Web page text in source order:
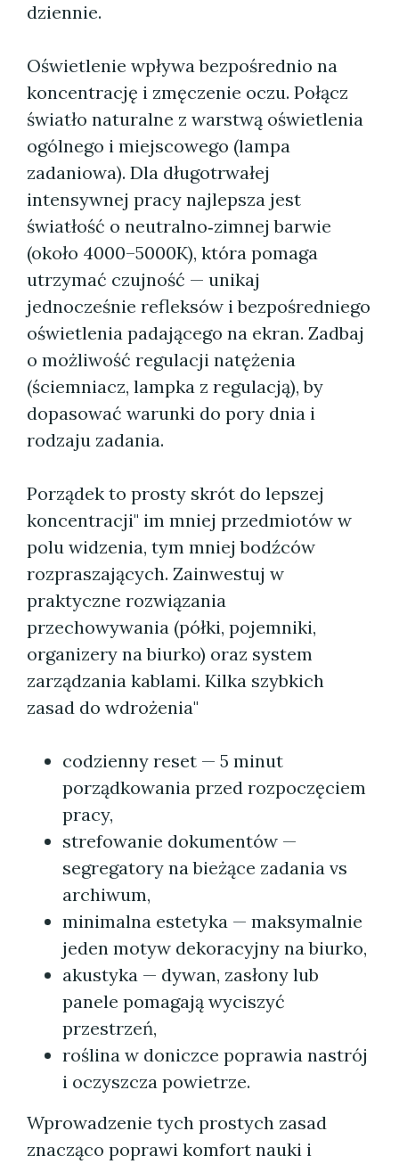
dziennie.
Oświetlenie wpływa bezpośrednio na
koncentrację i zmęczenie oczu. Połącz
światło naturalne z warstwą oświetlenia
ogólnego i miejscowego (lampa
zadaniowa). Dla długotrwałej
intensywnej pracy najlepsza jest
światłość o neutralno‑zimnej barwie
(około 4000–5000K), która pomaga
utrzymać czujność — unikaj
jednocześnie refleksów i bezpośredniego
oświetlenia padającego na ekran. Zadbaj
o możliwość regulacji natężenia
(ściemniacz, lampka z regulacją), by
dopasować warunki do pory dnia i
rodzaju zadania.
Porządek to prosty skrót do lepszej
koncentracji" im mniej przedmiotów w
polu widzenia, tym mniej bodźców
rozpraszających. Zainwestuj w
praktyczne rozwiązania
przechowywania (półki, pojemniki,
organizery na biurko) oraz system
zarządzania kablami. Kilka szybkich
zasad do wdrożenia"
codzienny reset — 5 minut
porządkowania przed rozpoczęciem
pracy,
strefowanie dokumentów —
segregatory na bieżące zadania vs
archiwum,
minimalna estetyka — maksymalnie
jeden motyw dekoracyjny na biurko,
akustyka — dywan, zasłony lub
panele pomagają wyciszyć
przestrzeń,
roślina w doniczce poprawia nastrój
i oczyszcza powietrze.
Wprowadzenie tych prostych zasad
znacząco poprawi komfort nauki i